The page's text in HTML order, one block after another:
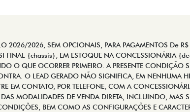
2026/2026, SEM OPCIONAIS, PARA PAGAMENTOS De
FINAL {chassis}, EM ESTOQUE NA
O QUE OCORRER PRIMEIRO. A PRESENTE CONDIÇÃO
O LEAD GERADO NÃO SIGNIFICA, EM NENHUMA
EM CONTATO, POR TELEFONE, COM A
MODALIDADES DE VENDA DIRETA, INCLUINDO, MAS
BEM COMO AS CONFIGURAÇÕES E